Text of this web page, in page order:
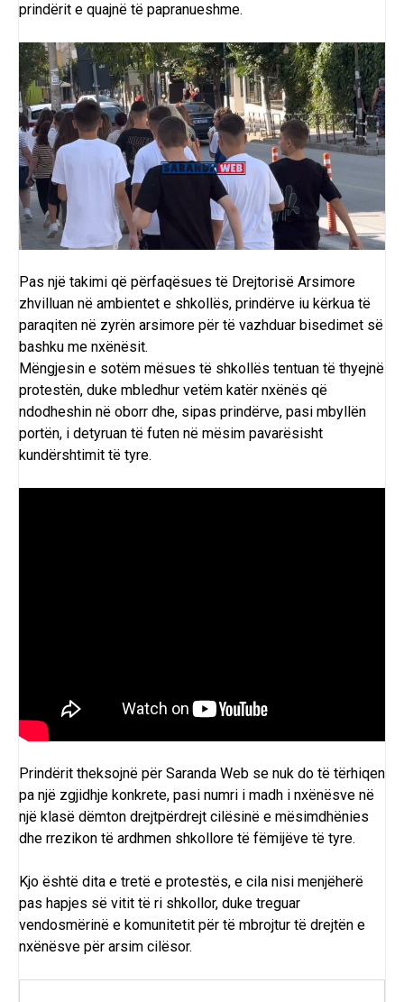
prindërit e quajnë të papranueshme.
Pas një takimi që përfaqësues të Drejtorisë Arsimore
zhvilluan në ambientet e shkollës, prindërve iu kërkua të
paraqiten në zyrën arsimore për të vazhduar bisedimet së
bashku me nxënësit.
Mëngjesin e sotëm mësues të shkollës tentuan të thyejnë
protestën, duke mbledhur vetëm katër nxënës që
ndodheshin në oborr dhe, sipas prindërve, pasi mbyllën
portën, i detyruan të futen në mësim pavarësisht
kundërshtimit të tyre.
Prindërit theksojnë për Saranda Web se nuk do të tërhiqen
pa një zgjidhje konkrete, pasi numri i madh i nxënësve në
një klasë dëmton drejtpërdrejt cilësinë e mësimdhënies
dhe rrezikon të ardhmen shkollore të fëmijëve të tyre.
Kjo është dita e tretë e protestës, e cila nisi menjëherë
pas hapjes së vitit të ri shkollor, duke treguar
vendosmërinë e komunitetit për të mbrojtur të drejtën e
nxënësve për arsim cilësor.